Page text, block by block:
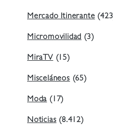
Mercado Itinerante
Micromovilidad (3)
MiraTV (15)
Misceláneos (65)
Moda (17)
Noticias (8.412)